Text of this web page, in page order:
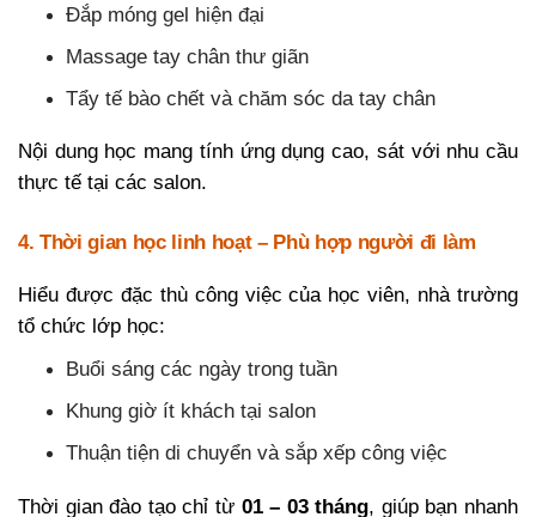
Đắp móng gel hiện đại
Massage tay chân thư giãn
Tẩy tế bào chết và chăm sóc da tay chân
Nội dung học mang tính ứng dụng cao, sát với nhu cầu
thực tế tại các salon.
4. Thời gian học linh hoạt – Phù hợp người đi làm
Hiểu được đặc thù công việc của học viên, nhà trường
tổ chức lớp học:
Buổi sáng các ngày trong tuần
Khung giờ ít khách tại salon
Thuận tiện di chuyển và sắp xếp công việc
Thời gian đào tạo chỉ từ 01 – 03 tháng, giúp bạn nhanh